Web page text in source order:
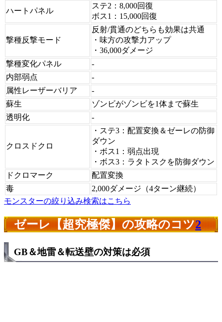
ハートパネル
ステ2：8,000回復
ボス1：15,000回復
撃種反撃モード
反射/貫通のどちらも効果は共通
・味方の攻撃力アップ
・36,000ダメージ
撃種変化パネル
-
内部弱点
-
属性レーザーバリア
-
蘇生
ゾンビがゾンビを1体まで蘇生
透明化
-
クロスドクロ
・ステ3：配置変換＆ゼーレの防御
ダウン
・ボス1：弱点出現
・ボス3：ラタトスクを防御ダウン
ドクロマーク
配置変換
毒
2,000ダメージ（4ターン継続）
モンスターの絞り込み検索はこちら
ゼーレ【超究極傑】の攻略のコツ2
GB＆地雷＆転送壁の対策は必須